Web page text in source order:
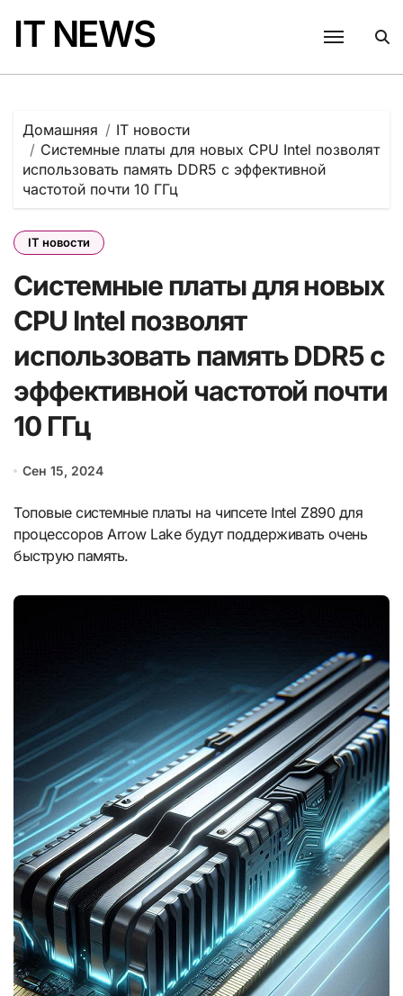
содержанию
IT NEWS
Домашняя
IT новости
Системные платы для новых CPU Intel позволят
использовать память DDR5 с эффективной
частотой почти 10 ГГц
IT новости
Системные платы для новых
CPU Intel позволят
использовать память DDR5 с
эффективной частотой почти
10 ГГц
Сен 15, 2024
Топовые системные платы на чипсете Intel Z890 для
процессоров Arrow Lake будут поддерживать очень
быструю память.